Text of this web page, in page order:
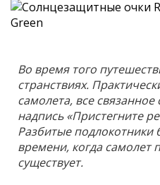
Во время того
странствиях.
самолета, все
надпись «Пристегните
Разбитые подлокотники
времени, когда самолет
существует.